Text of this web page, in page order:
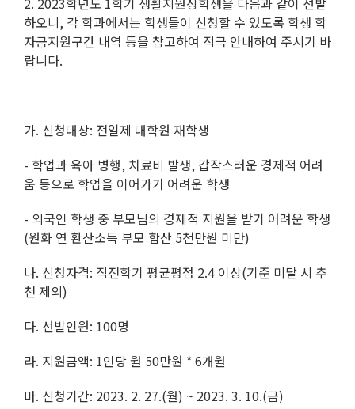
하오니, 각 학과에서는 학생들이 신청할 수 있도록 학생 학
자금지원구간 내역 등을 참고하여 적극 안내하여 주시기 바
랍니다.
가. 신청대상: 전일제 대학원 재학생
- 학업과 육아 병행, 치료비 발생, 갑작스러운 경제적 어려
움 등으로 학업을 이어가기 어려운 학생
- 외국인 학생 중 부모님의 경제적 지원을 받기 어려운 학생
(원화 연 환산소득 부모 합산 5천만원 미만)
나. 신청자격: 직전학기 평균평점 2.4 이상(기준 미달 시 추
천 제외)
다. 선발인원: 100명
라. 지원금액: 1인당 월 50만원 * 6개월
마. 신청기간: 2023. 2. 27.(월) ~ 2023. 3. 10.(금)